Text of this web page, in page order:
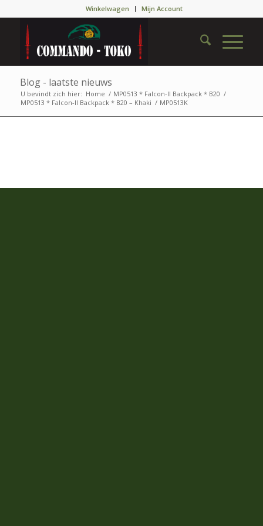
Winkelwagen Mijn Account
Blog - laatste nieuws
U bevindt zich hier: Home / MP0513 * Falcon-II Backpack * B20 /
MP0513 * Falcon-II Backpack * B20 – Khaki / MP0513K